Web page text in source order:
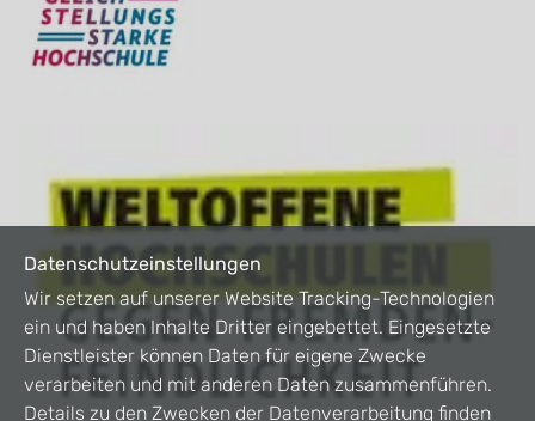
Datenschutzeinstellungen
Wir setzen auf unserer Website Tracking-Technologien
ein und haben Inhalte Dritter eingebettet. Eingesetzte
Dienstleister können Daten für eigene Zwecke
verarbeiten und mit anderen Daten zusammenführen.
Details zu den Zwecken der Datenverarbeitung finden